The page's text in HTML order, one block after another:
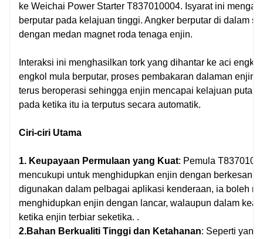
ke Weichai Power Starter T837010004. Isyarat ini
berputar pada kelajuan tinggi. Angker berputar di dalam
dengan medan magnet roda tenaga enjin.
Interaksi ini menghasilkan tork yang dihantar ke aci
engkol mula berputar, proses pembakaran dalaman
terus beroperasi sehingga enjin mencapai kelajuan
pada ketika itu ia terputus secara automatik.
Ciri-ciri Utama
1. Keupayaan Permulaan yang Kuat: Pemula
mencukupi untuk menghidupkan enjin dengan berkesan.
digunakan dalam pelbagai aplikasi kenderaan, ia boleh
menghidupkan enjin dengan lancar, walaupun dalam
ketika enjin terbiar seketika. .
2.Bahan Berkualiti Tinggi dan Ketahanan: Seperti yang